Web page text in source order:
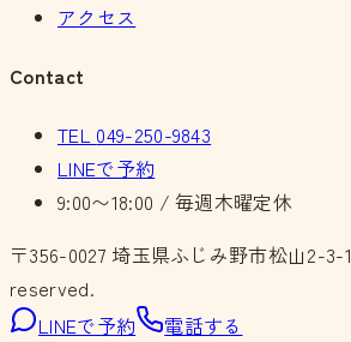
アクセス
Contact
TEL 049-250-9843
LINEで予約
9:00〜18:00 / 毎週木曜定休
〒356-0027 埼玉県ふじみ野市松山2-3-1
reserved.
LINEで予約
電話する